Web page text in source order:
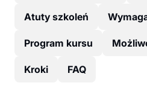
Atuty szkoleń
Program kursu
Kroki FAQ